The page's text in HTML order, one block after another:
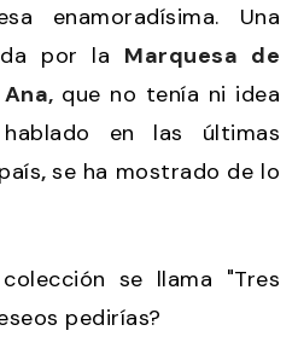
enamoradísima. Una
por la Marquesa de
Ana, que no tenía ni idea
en las últimas
,se ha mostrado de lo
se llama "Tres
pedirías?